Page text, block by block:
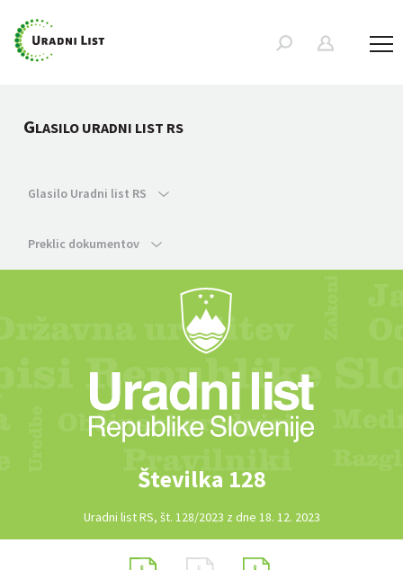
GLASILO URADNI LIST RS
Glasilo Uradni list RS
Preklic dokumentov
Številka 128
Uradni list RS, št. 128/2023 z dne 18. 12. 2023